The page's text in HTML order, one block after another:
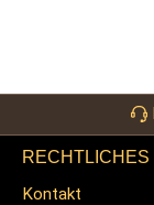
RECHTLICHES
Kontakt